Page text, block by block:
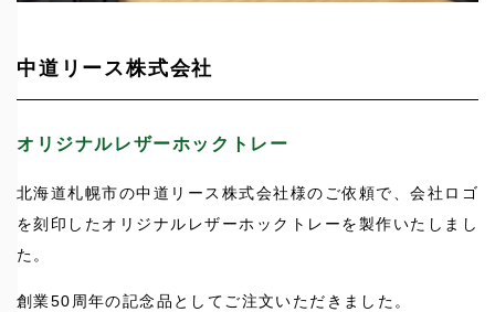
中道リース株式会社
オリジナルレザーホックトレー
北海道札幌市の中道リース株式会社様のご依頼で、会社ロゴ
を刻印したオリジナルレザーホックトレーを製作いたしまし
た。
創業50周年の記念品としてご注文いただきました。